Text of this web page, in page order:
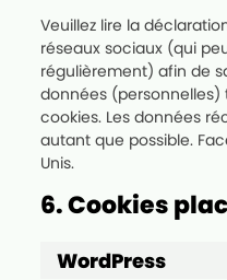
Veuillez lire la
réseaux sociaux (qui
régulièrement) afin de
données
cookies. Les données
autant que possible.
Unis.
6. Cookies
WordPress